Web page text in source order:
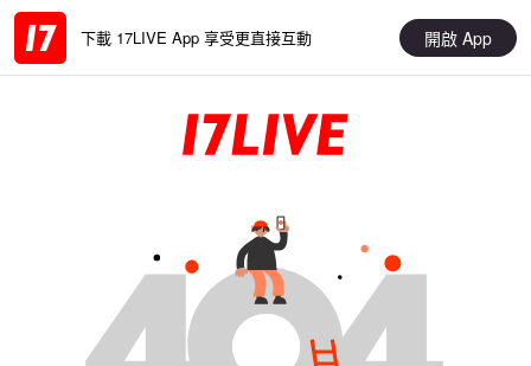
下載 17LIVE App 享受更直接互動 開啟 App